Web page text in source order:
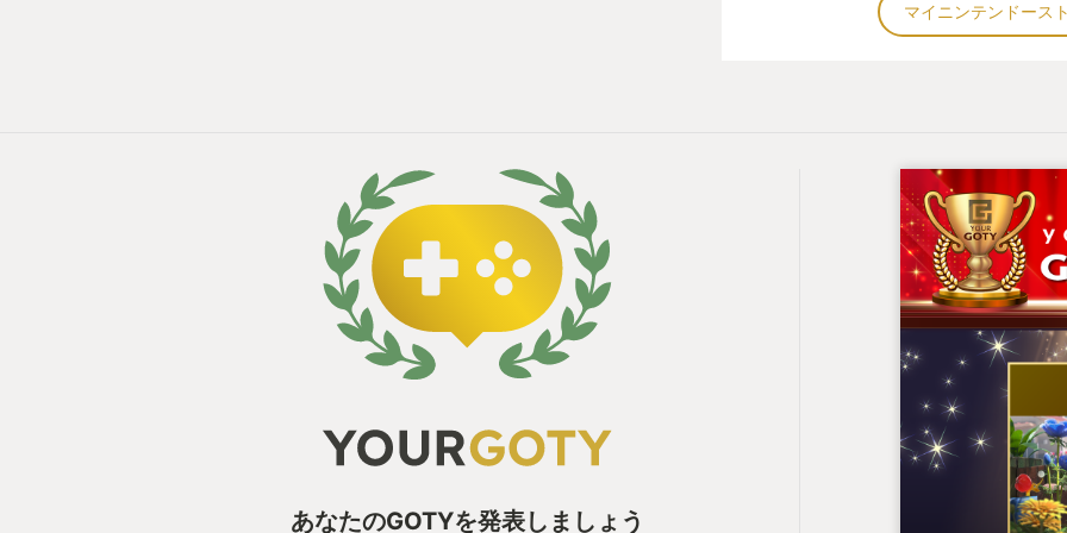
マイニンテンドース
あなたのGOTYを発表しましょう